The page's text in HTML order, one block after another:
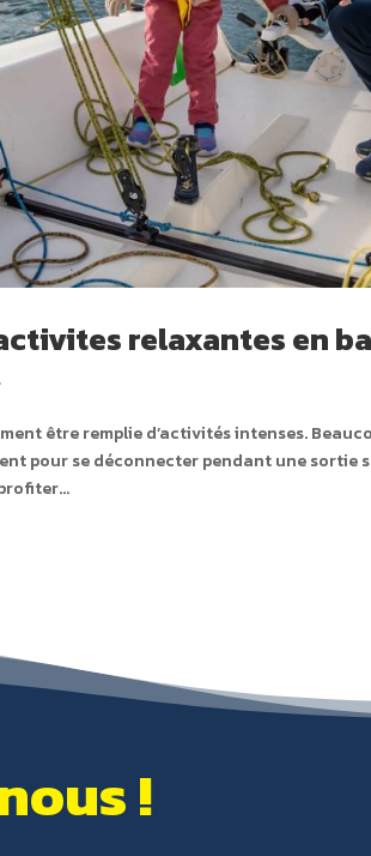
relaxantes en
être remplie d’activités intenses.
pour se déconnecter pendant une sortie
!